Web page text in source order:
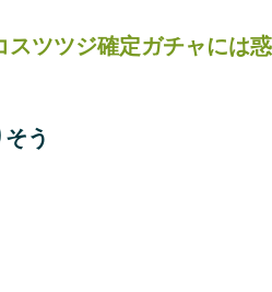
ツツジ確定ガチャには
う